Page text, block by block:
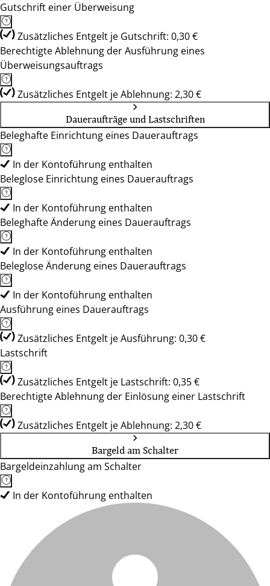
Gutschrift einer Überweisung
Zusätzliches Entgelt je Gutschrift: 0,30 €
Berechtigte Ablehnung der Ausführung eines
Überweisungsauftrags
Zusätzliches Entgelt je Ablehnung: 2,30 €
Daueraufträge und Lastschriften
Beleghafte Einrichtung eines Dauerauftrags
In der Kontoführung enthalten
Beleglose Einrichtung eines Dauerauftrags
In der Kontoführung enthalten
Beleghafte Änderung eines Dauerauftrags
In der Kontoführung enthalten
Beleglose Änderung eines Dauerauftrags
In der Kontoführung enthalten
Ausführung eines Dauerauftrags
Zusätzliches Entgelt je Ausführung: 0,30 €
Lastschrift
Zusätzliches Entgelt je Lastschrift: 0,35 €
Berechtigte Ablehnung der Einlösung einer Lastschrift
Zusätzliches Entgelt je Ablehnung: 2,30 €
Bargeld am Schalter
Bargeldeinzahlung am Schalter
In der Kontoführung enthalten